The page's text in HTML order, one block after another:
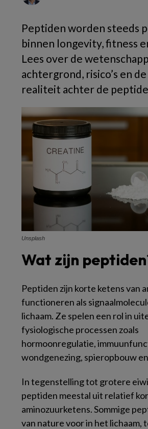
Peptiden worden steeds
binnen longevity, fitness
Lees over de
achtergrond, risico’s en
realiteit achter de
Unsplash
Wat zijn
Peptiden zijn korte ketens van
functioneren als
lichaam. Ze spelen een rol in
fysiologische processen zoals
hormoonregulatie,
wondgenezing, spieropbouw
In tegenstelling tot grotere
peptiden meestal uit relatief
aminozuurketens. Sommige
van nature voor in het lichaam,